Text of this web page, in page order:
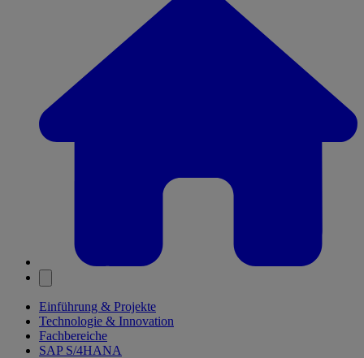
Einführung & Projekte
Technologie & Innovation
Fachbereiche
SAP S/4HANA